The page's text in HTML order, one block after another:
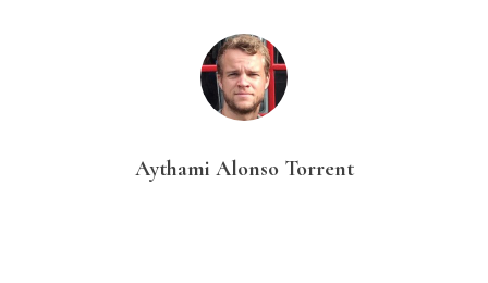
Aythami Alonso Torrent